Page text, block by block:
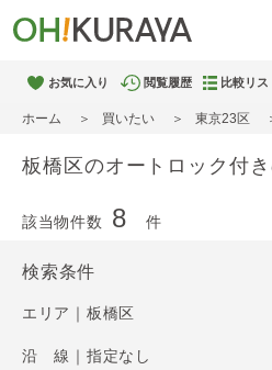
お気に入り 閲覧履歴 比較リス
ホーム 買いたい 東京23区
板橋区のオートロック付
該当物件数 8 件
検索条件
エリア｜板橋区
沿 線｜指定なし